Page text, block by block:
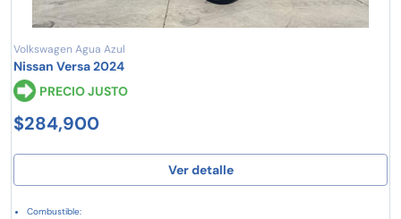
Volkswagen Agua Azul
Nissan Versa 2024
PRECIO JUSTO
$284,900
Ver detalle
Combustible: